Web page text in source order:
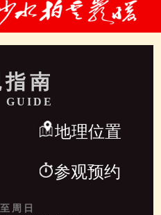
南
GUIDE
地理位置
参观预约
周日